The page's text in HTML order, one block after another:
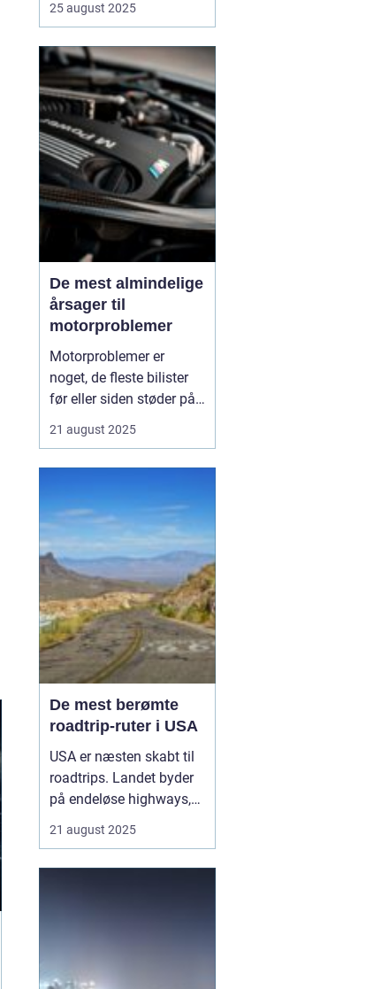
tiden har bilernes former,
tydelige spor i mode- og
designverdenen. Fra de
glinsende kromdetaljer i
1950’ernes C...
25 august 2025
De mest almindelige
årsager til
motorproblemer
Motorproblemer er
noget, de fleste bilister
før eller siden støder på.
som små drillerier, andre
hjælp. Ofte skyldes
problemerne ikke en ...
21 august 2025
De mest berømte
roadtrip-ruter i USA
USA er næsten skabt til
roadtrips. Landet byder
på endeløse highways,
en frihedsfølelse, man
21 august 2025